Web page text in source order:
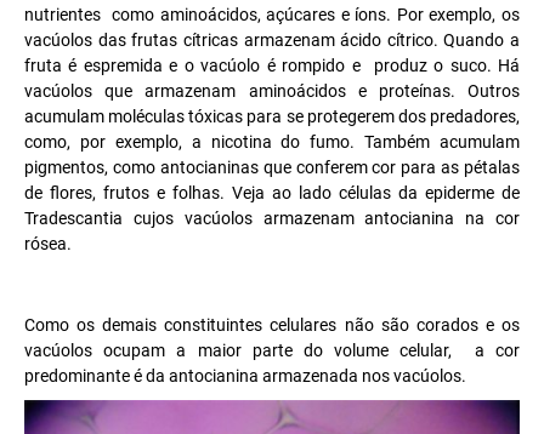
nutrientes como aminoácidos, açúcares e íons. Por exemplo, os
vacúolos das frutas cítricas armazenam ácido cítrico. Quando a
fruta é espremida e o vacúolo é rompido e produz o suco. Há
vacúolos que armazenam aminoácidos e proteínas. Outros
acumulam moléculas tóxicas para se protegerem dos predadores,
como, por exemplo, a nicotina do fumo. Também acumulam
pigmentos, como antocianinas que conferem cor para as pétalas
de flores, frutos e folhas. Veja ao lado células da epiderme de
Tradescantia cujos vacúolos armazenam antocianina na cor
rósea.
Como os demais constituintes celulares não são corados e os
vacúolos ocupam a maior parte do volume celular, a cor
predominante é da antocianina armazenada nos vacúolos.